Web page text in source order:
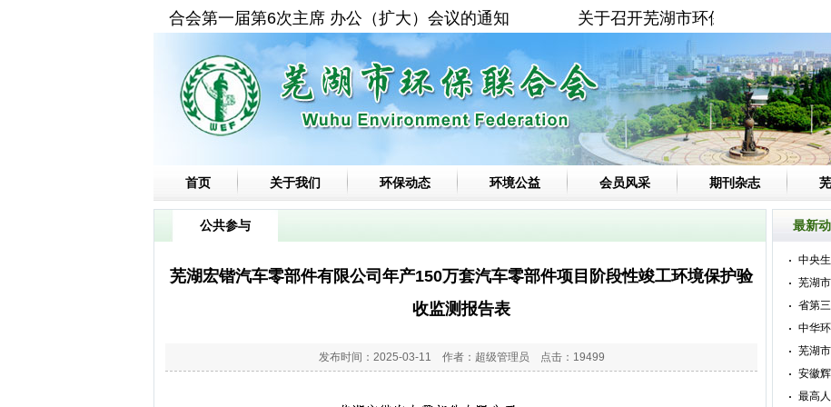
召开芜湖市环保联合会第一届第6次主席 办公（扩大）会议的通知 关于召开芜湖市环保联合会第一届第
首页 关于我们 环保动态 环境公益 会员风采 期刊杂志
公共参与
芜湖宏锴汽车零部件有限公司年产150万套汽车零部件项目阶段性竣工环境保护验
收监测报告表
发布时间：2025-03-11 作者：超级管理员 点击：19499
最新
中央
芜湖
省第
中华
芜湖
安徽
最高